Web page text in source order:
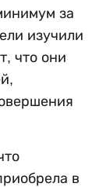
за
изучили
что они
в